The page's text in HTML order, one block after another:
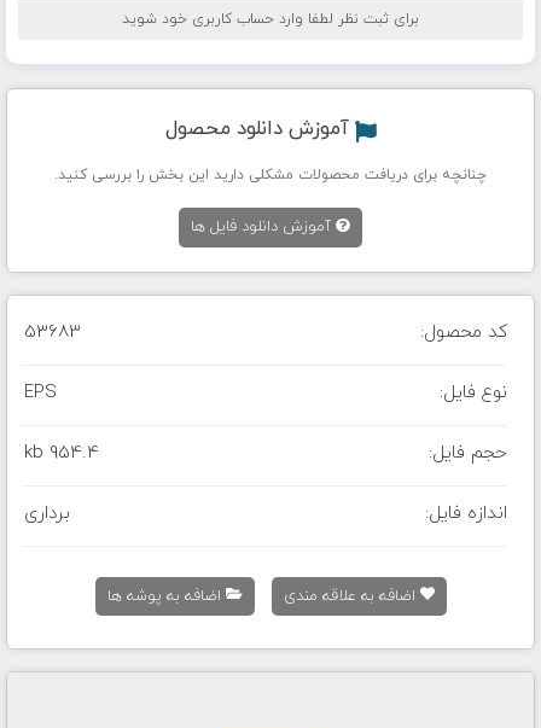
برای ثبت نظر لطفا وارد حساب کاربری خود شوید
آموزش دانلود محصول
چنانچه برای دریافت محصولات مشکلی دارید این بخش را بررسی کنید.
آموزش دانلود فایل ها
کد محصول: 53683
نوع فایل: EPS
حجم فایل: 954.4 kb
اندازه فایل: برداری
اضافه به علاقه مندی اضافه به پوشه ها